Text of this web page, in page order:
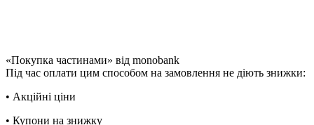
«Покупка частинами» від monobank
Під час оплати цим способом на замовлення не діють знижки:
• Акційні ціни
• Купони на знижку